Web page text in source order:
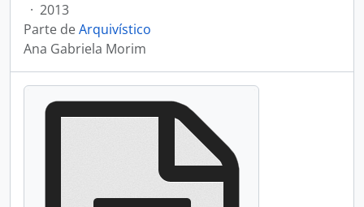
· 2013
Parte deArquivístico
Ana Gabriela Morim